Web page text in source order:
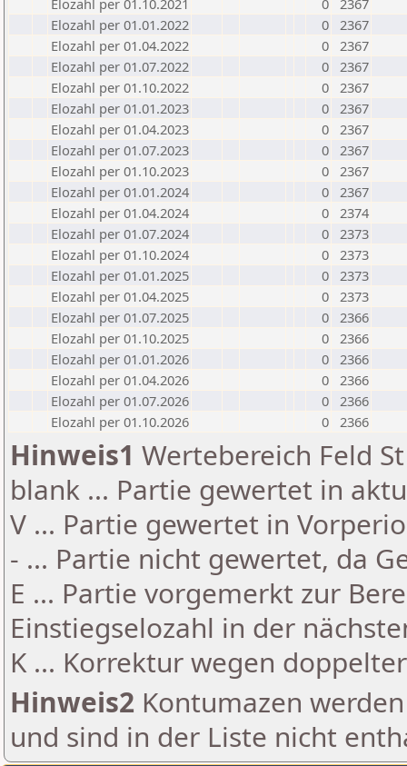
Elozahl per 01.10.2021
0 2367
Elozahl per 01.01.2022
0 2367
Elozahl per 01.04.2022
0 2367
Elozahl per 01.07.2022
0 2367
Elozahl per 01.10.2022
0 2367
Elozahl per 01.01.2023
0 2367
Elozahl per 01.04.2023
0 2367
Elozahl per 01.07.2023
0 2367
Elozahl per 01.10.2023
0 2367
Elozahl per 01.01.2024
0 2367
Elozahl per 01.04.2024
0 2374
Elozahl per 01.07.2024
0 2373
Elozahl per 01.10.2024
0 2373
Elozahl per 01.01.2025
0 2373
Elozahl per 01.04.2025
0 2373
Elozahl per 01.07.2025
0 2366
Elozahl per 01.10.2025
0 2366
Elozahl per 01.01.2026
0 2366
Elozahl per 01.04.2026
0 2366
Elozahl per 01.07.2026
0 2366
Elozahl per 01.10.2026
0 2366
Hinweis1 Wertebereich Feld
blank ... Partie gewertet in
V ... Partie gewertet in
- ... Partie nicht gewertet, da
E ... Partie vorgemerkt zur
Einstiegselozahl in der
K ... Korrektur wegen
Hinweis2 Kontumazen
und sind in der Liste nicht